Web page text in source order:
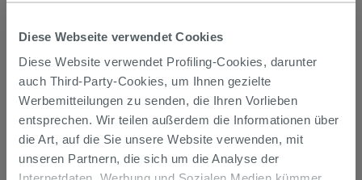
Diese Webseite verwendet Cookies
Diese Website verwendet Profiling-Cookies, darunter
auch Third-Party-Cookies, um Ihnen gezielte
Werbemitteilungen zu senden, die Ihren Vorlieben
entsprechen. Wir teilen außerdem die Informationen über
die Art, auf die Sie unsere Website verwenden, mit
unseren Partnern, die sich um die Analyse der
Versand
Die Waren werden normalerweise innerhalb von 15
Werktagen ab der Auftragsbestätigung zum Versand
gebracht.
Musterstücke werden normalerweise innerhalb von
Tagen geliefert.
Der Versand der online gekauften Produkte wird